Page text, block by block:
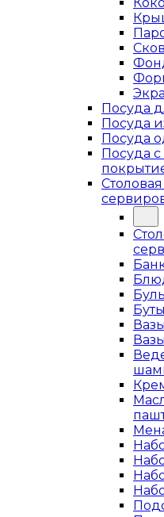
Посуда
Посуда
Посуда
Посуда